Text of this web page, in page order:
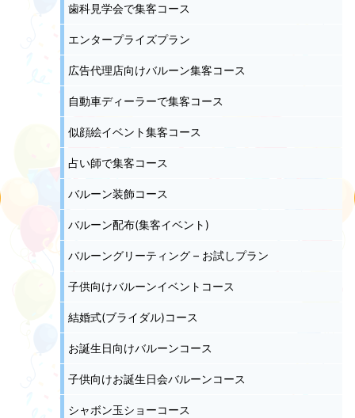
歯科見学会で集客コース
エンタープライズプラン
広告代理店向けバルーン集客コース
自動車ディーラーで集客コース
似顔絵イベント集客コース
占い師で集客コース
バルーン装飾コース
バルーン配布(集客イベント)
バルーングリーティング – お試しプラン
子供向けバルーンイベントコース
結婚式(ブライダル)コース
お誕生日向けバルーンコース
子供向けお誕生日会バルーンコース
シャボン玉ショーコース